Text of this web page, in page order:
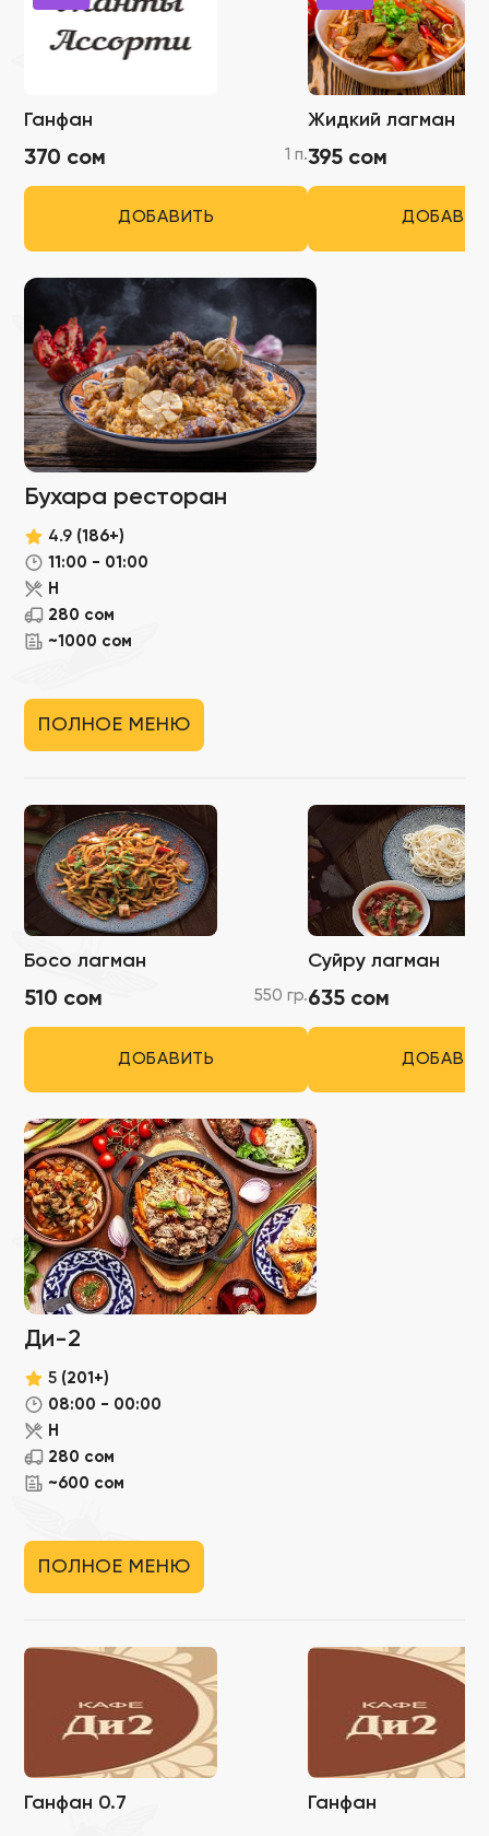
Ганфан
370 сом 1 п.
ДОБАВИТЬ
Жидкий лагман
395 сом
Бухара ресторан
4.9 (186+)
11:00 - 01:00
Н
280 сом
~1000 сом
ПОЛНОЕ МЕНЮ
Босо лагман
510 сом 550 гр.
ДОБАВИТЬ
Суйру лагман
635 сом
Ди-2
5 (201+)
08:00 - 00:00
Н
280 сом
~600 сом
ПОЛНОЕ МЕНЮ
Ганфан 0.7 Ганфан